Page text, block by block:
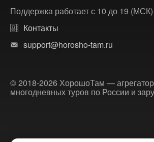
Поддержка работает с 10 до 19 (МСК)
Контакты
support@horosho-tam.ru
© 2018-2026 ХорошоТам — агрегатор
многодневных туров по России и